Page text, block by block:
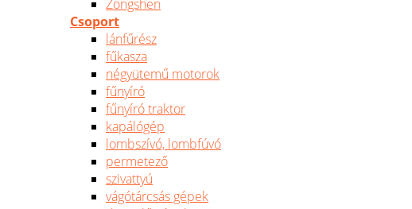
Zongshen
Csoport
lánfűrész
fűkasza
négyütemű motorok
fűnyíró
fűnyíró traktor
kapálógép
lombszívó, lombfúvó
permetező
szivattyú
vágótárcsás gépek